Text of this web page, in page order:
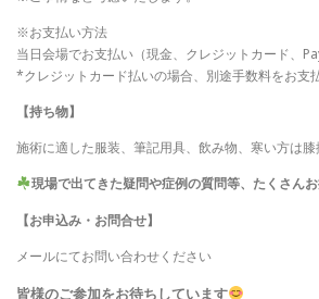
※お支払い方法
当日会場でお支払い（現金、クレジットカード、
*クレジットカード払いの場合、別途手数料をお支
【持ち物】
施術に適した服装、筆記用具、飲み物、寒い方は
現場で出てきた疑問や症例の質問等、たくさん
【お申込み・お問合せ】
メールにてお問い合わせください
皆様のご参加をお待ちしています